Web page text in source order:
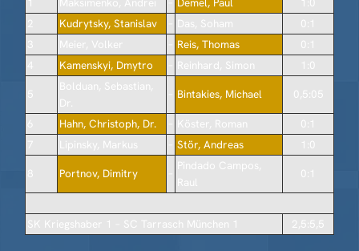
2
Kudrytsky, Stanislav Das, Soham
0:1
3
Meier, Volker Reis, Thomas
0:1
4
Kamenskyi, Dmytro Reinhard, Simon
1:0
5
Bolduan, Sebastian,
Dr.
Bintakies, Michael 0,5:05
6 Hahn, Christoph, Dr. Köster, Roman
0:1
7
Lipinsky, Markus Stör, Andreas
1:0
8
Portnov, Dimitry
Pindado Campos,
Raul
0:1
SK Kriegshaber 1 – SC Tarrasch München 1 2,5:5,5